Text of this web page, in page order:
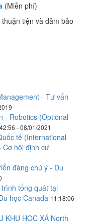
(Miễn phí)
tiện và đảm bảo
- Tư vấn
- Robotics (Optional
- 08/01/2021
tế (International
Cơ hội định cư
đáng chú ý - Du
tổng quát tại
học Canada 11:18:06
KHU HỌC XÁ North